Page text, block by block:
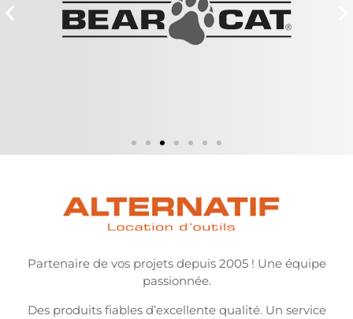
Partenaire de vos projets depuis 2005 ! Une équipe
passionnée.
Des produits fiables d’excellente qualité. Un service